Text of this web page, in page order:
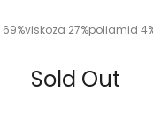
27%poliamid
Sold Out